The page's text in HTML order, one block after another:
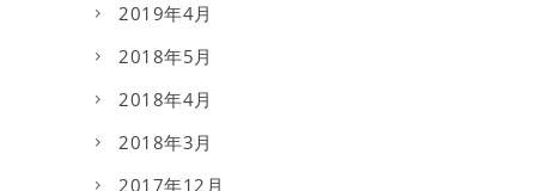
2019年4月
2018年5月
2018年4月
2018年3月
2017年12月